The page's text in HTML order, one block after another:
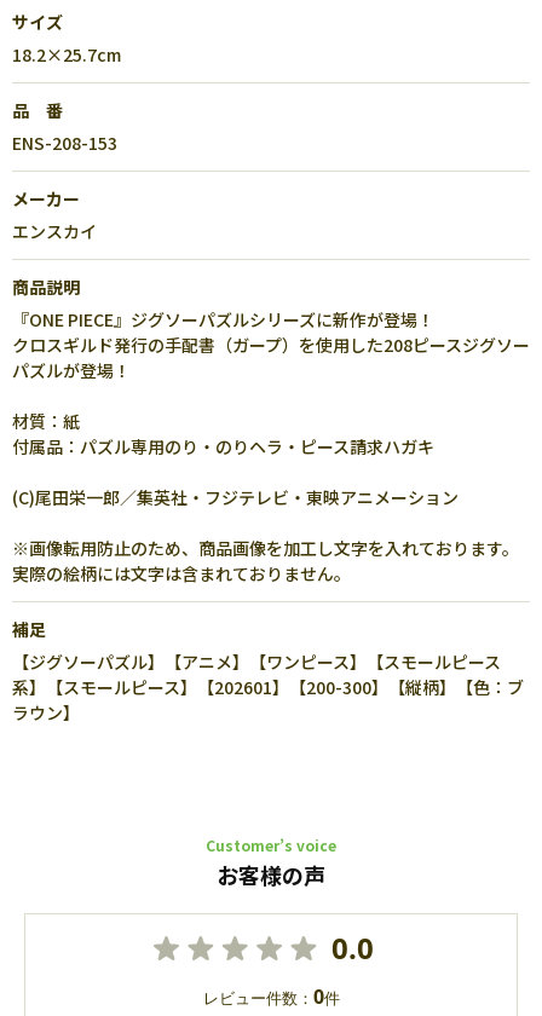
サイズ
18.2×25.7cm
品 番
ENS-208-153
メーカー
エンスカイ
商品説明
『ONE PIECE』ジグソーパズルシリーズに新作が登場！
クロスギルド発行の手配書（ガープ）を使用した208ピースジグソー
パズルが登場！
材質：紙
付属品：パズル専用のり・のりヘラ・ピース請求ハガキ
(C)尾田栄一郎／集英社・フジテレビ・東映アニメーション
※画像転用防止のため、商品画像を加工し文字を入れております。
実際の絵柄には文字は含まれておりません。
補足
【ジグソーパズル】【アニメ】【ワンピース】【スモールピース
系】【スモールピース】【202601】【200-300】【縦柄】【色：ブ
ラウン】
Customer’s voice
お客様の声
0.0
レビュー件数： 0件